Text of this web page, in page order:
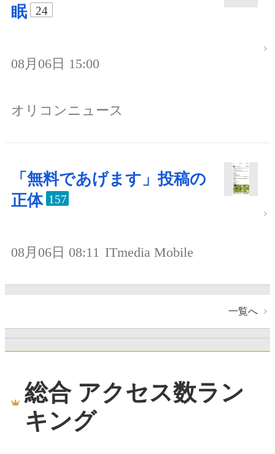
眠
24
08月06日 15:00
オリコンニュース
「無料であげます」投稿の
正体 157
08月06日 08:11 ITmedia Mobile
一覧へ
総合 アクセス数ラン
キング